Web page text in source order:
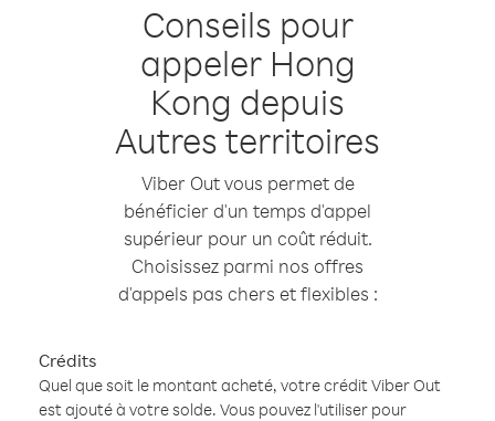
Conseils pour
appeler Hong
Kong depuis
Autres territoires
Viber Out vous permet de
bénéficier d'un temps d'appel
supérieur pour un coût réduit.
Choisissez parmi nos offres
d'appels pas chers et flexibles :
Crédits
Quel que soit le montant acheté, votre crédit Viber Out
est ajouté à votre solde. Vous pouvez l'utiliser pour